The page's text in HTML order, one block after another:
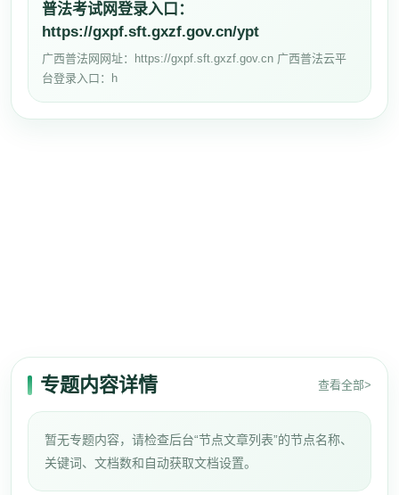
普法考试网登录入口：
https://gxpf.sft.gxzf.gov.cn/ypt
广西普法网网址：https://gxpf.sft.gxzf.gov.cn 广西普法云平
台登录入口：h
专题内容详情 查看全部>
暂无专题内容，请检查后台“节点文章列表”的节点名称、
关键词、文档数和自动获取文档设置。